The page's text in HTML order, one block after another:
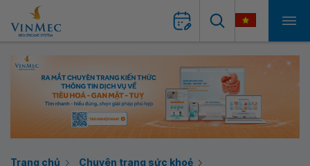
Trang chủ
Chuyên trang sức khoẻ